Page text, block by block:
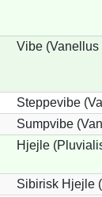
Vibe (Vanellus
Steppevibe
Sumpvibe
Hjejle
Sibirisk Hjejle